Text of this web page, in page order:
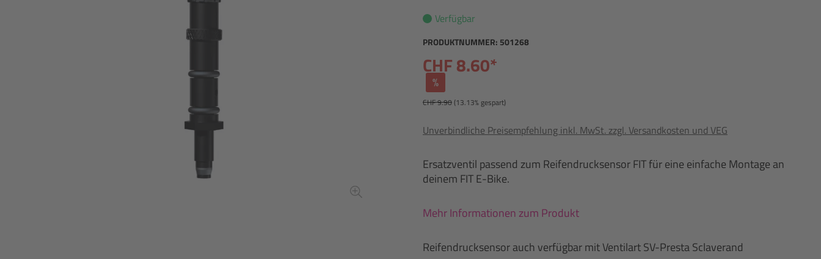
Verfügbar
PRODUKTNUMMER: 501268
CHF 8.60*
%
CHF 9.90(13.13% gespart)
Unverbindliche Preisempfehlung inkl. MwSt. zzgl. Versandkosten und VEG
Ersatzventil passend zum Reifendrucksensor FIT für eine einfache Montage an
deinem FIT E-Bike.
Mehr Informationen zum Produkt
Reifendrucksensor auch verfügbar mit Ventilart SV-Presta Sclaverand